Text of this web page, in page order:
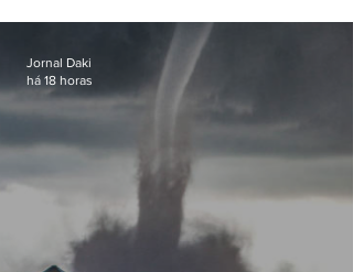
Jornal Daki
há 18 horas